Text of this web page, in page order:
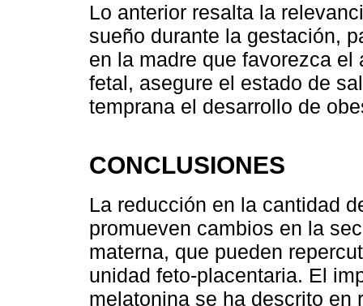
Lo anterior resalta la
sueño durante la gestación,
en la madre que favorezca
fetal, asegure el estado de
temprana el desarrollo de
CONCLUSIONES
La reducción en la cantidad
promueven cambios en la
materna, que pueden
unidad feto-placentaria. El
melatonina se ha descrito en